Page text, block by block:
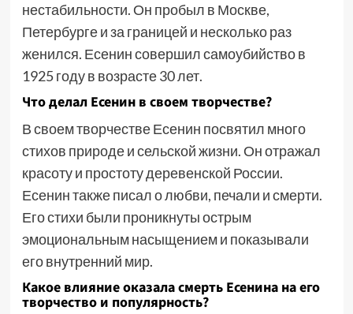
нестабильности. Он пробыл в Москве,
Петербурге и за границей и несколько раз
женился. Есенин совершил самоубийство в
1925 году в возрасте 30 лет.
Что делал Есенин в своем творчестве?
В своем творчестве Есенин посвятил много
стихов природе и сельской жизни. Он отражал
красоту и простоту деревенской России.
Есенин также писал о любви, печали и смерти.
Его стихи были проникнуты острым
эмоциональным насыщением и показывали
его внутренний мир.
Какое влияние оказала смерть Есенина на его
творчество и популярность?